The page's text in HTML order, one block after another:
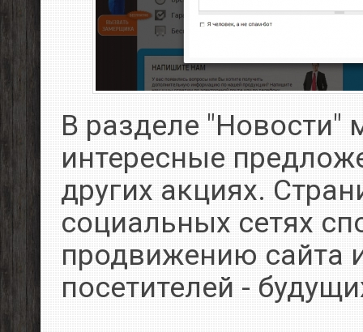
В разделе "Новости"
интересные
других акциях.
социальных сетях
продвижению сайта
посетителей -